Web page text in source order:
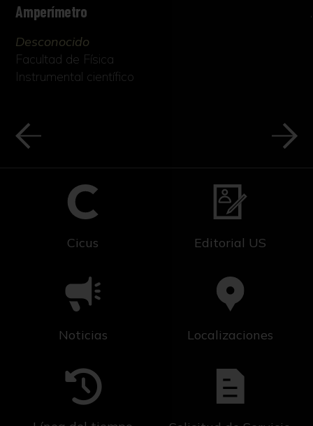
Amperímetro
Desconocido
Facultad de Física
Instrumental científico
Cicus Editorial US
Noticias Localizaciones